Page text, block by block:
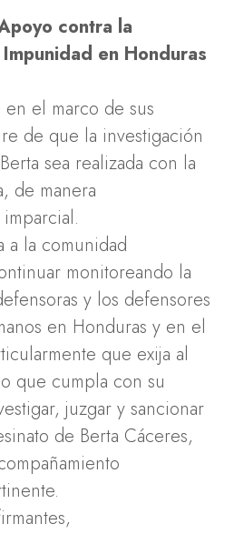
contra la
en Honduras
en el marco de sus
de que la investigación
sea realizada con la
de manera
a la comunidad
monitoreando la
y los defensores
en Honduras y en el
que exija al
que cumpla con su
juzgar y sancionar
de Berta Cáceres,